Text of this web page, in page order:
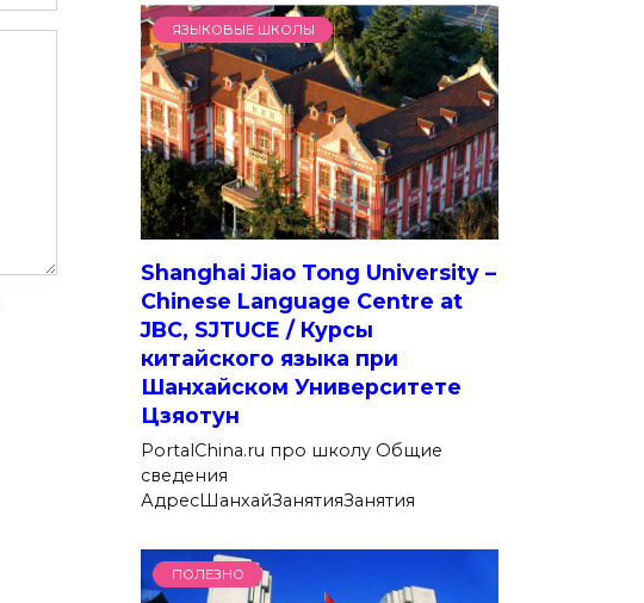
ЯЗЫКОВЫЕ ШКОЛЫ
Shanghai Jiao Tong University –
Chinese Language Centre at
JBC, SJTUCE / Курсы
китайского языка при
Шанхайском Университете
Цзяотун
PortalChina.ru про школу Общие
сведения
АдресШанхайЗанятияЗанятия
ПОЛЕЗНО